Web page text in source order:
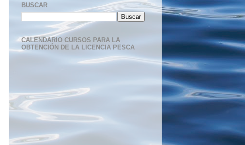
BUSCAR
CALENDARIO CURSOS PARA LA
OBTENCIÓN DE LA LICENCIA PESCA